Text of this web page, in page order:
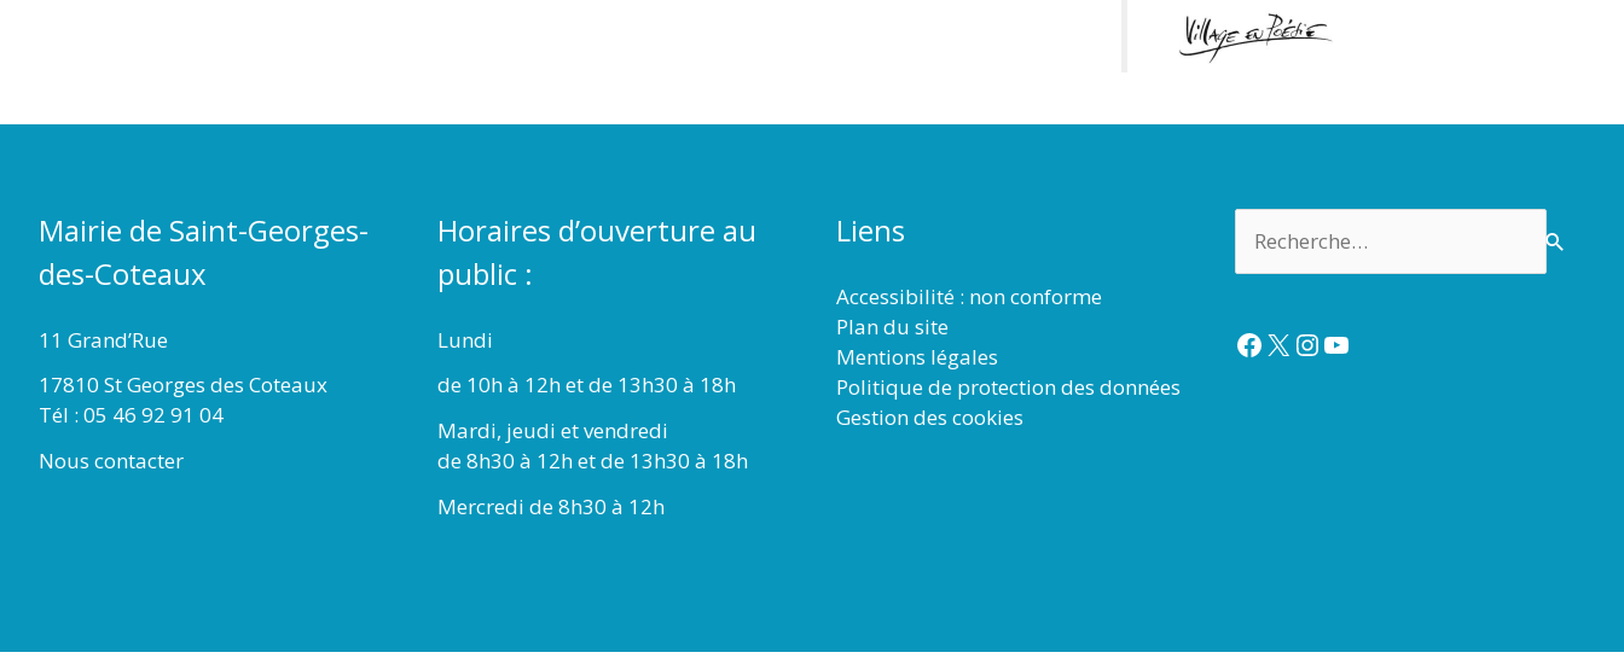
Mairie de Saint-Georges-
des-Coteaux
11 Grand’Rue
17810 St Georges des Coteaux
Tél : 05 46 92 91 04
Nous contacter
Horaires d’ouverture au
public :
Lundi
de 10h à 12h et de 13h30 à 18h
Mardi, jeudi et vendredi
de 8h30 à 12h et de 13h30 à 18h
Mercredi de 8h30 à 12h
Liens
Accessibilité : non conforme
Plan du site
Mentions légales
Politique de protection des données
Gestion des cookies
Facebook
X Instagram
YouTube